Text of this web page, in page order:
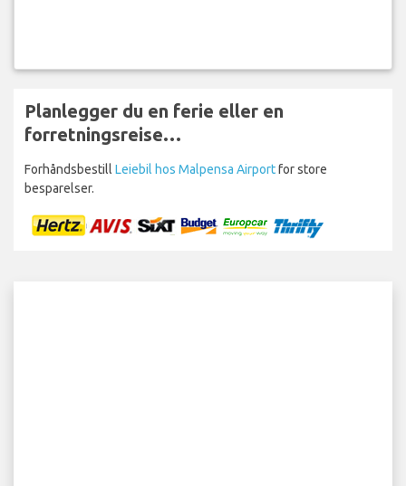
Planlegger du en ferie eller en
forretningsreise…
Forhåndsbestill Leiebil hos Malpensa Airportfor store
besparelser.